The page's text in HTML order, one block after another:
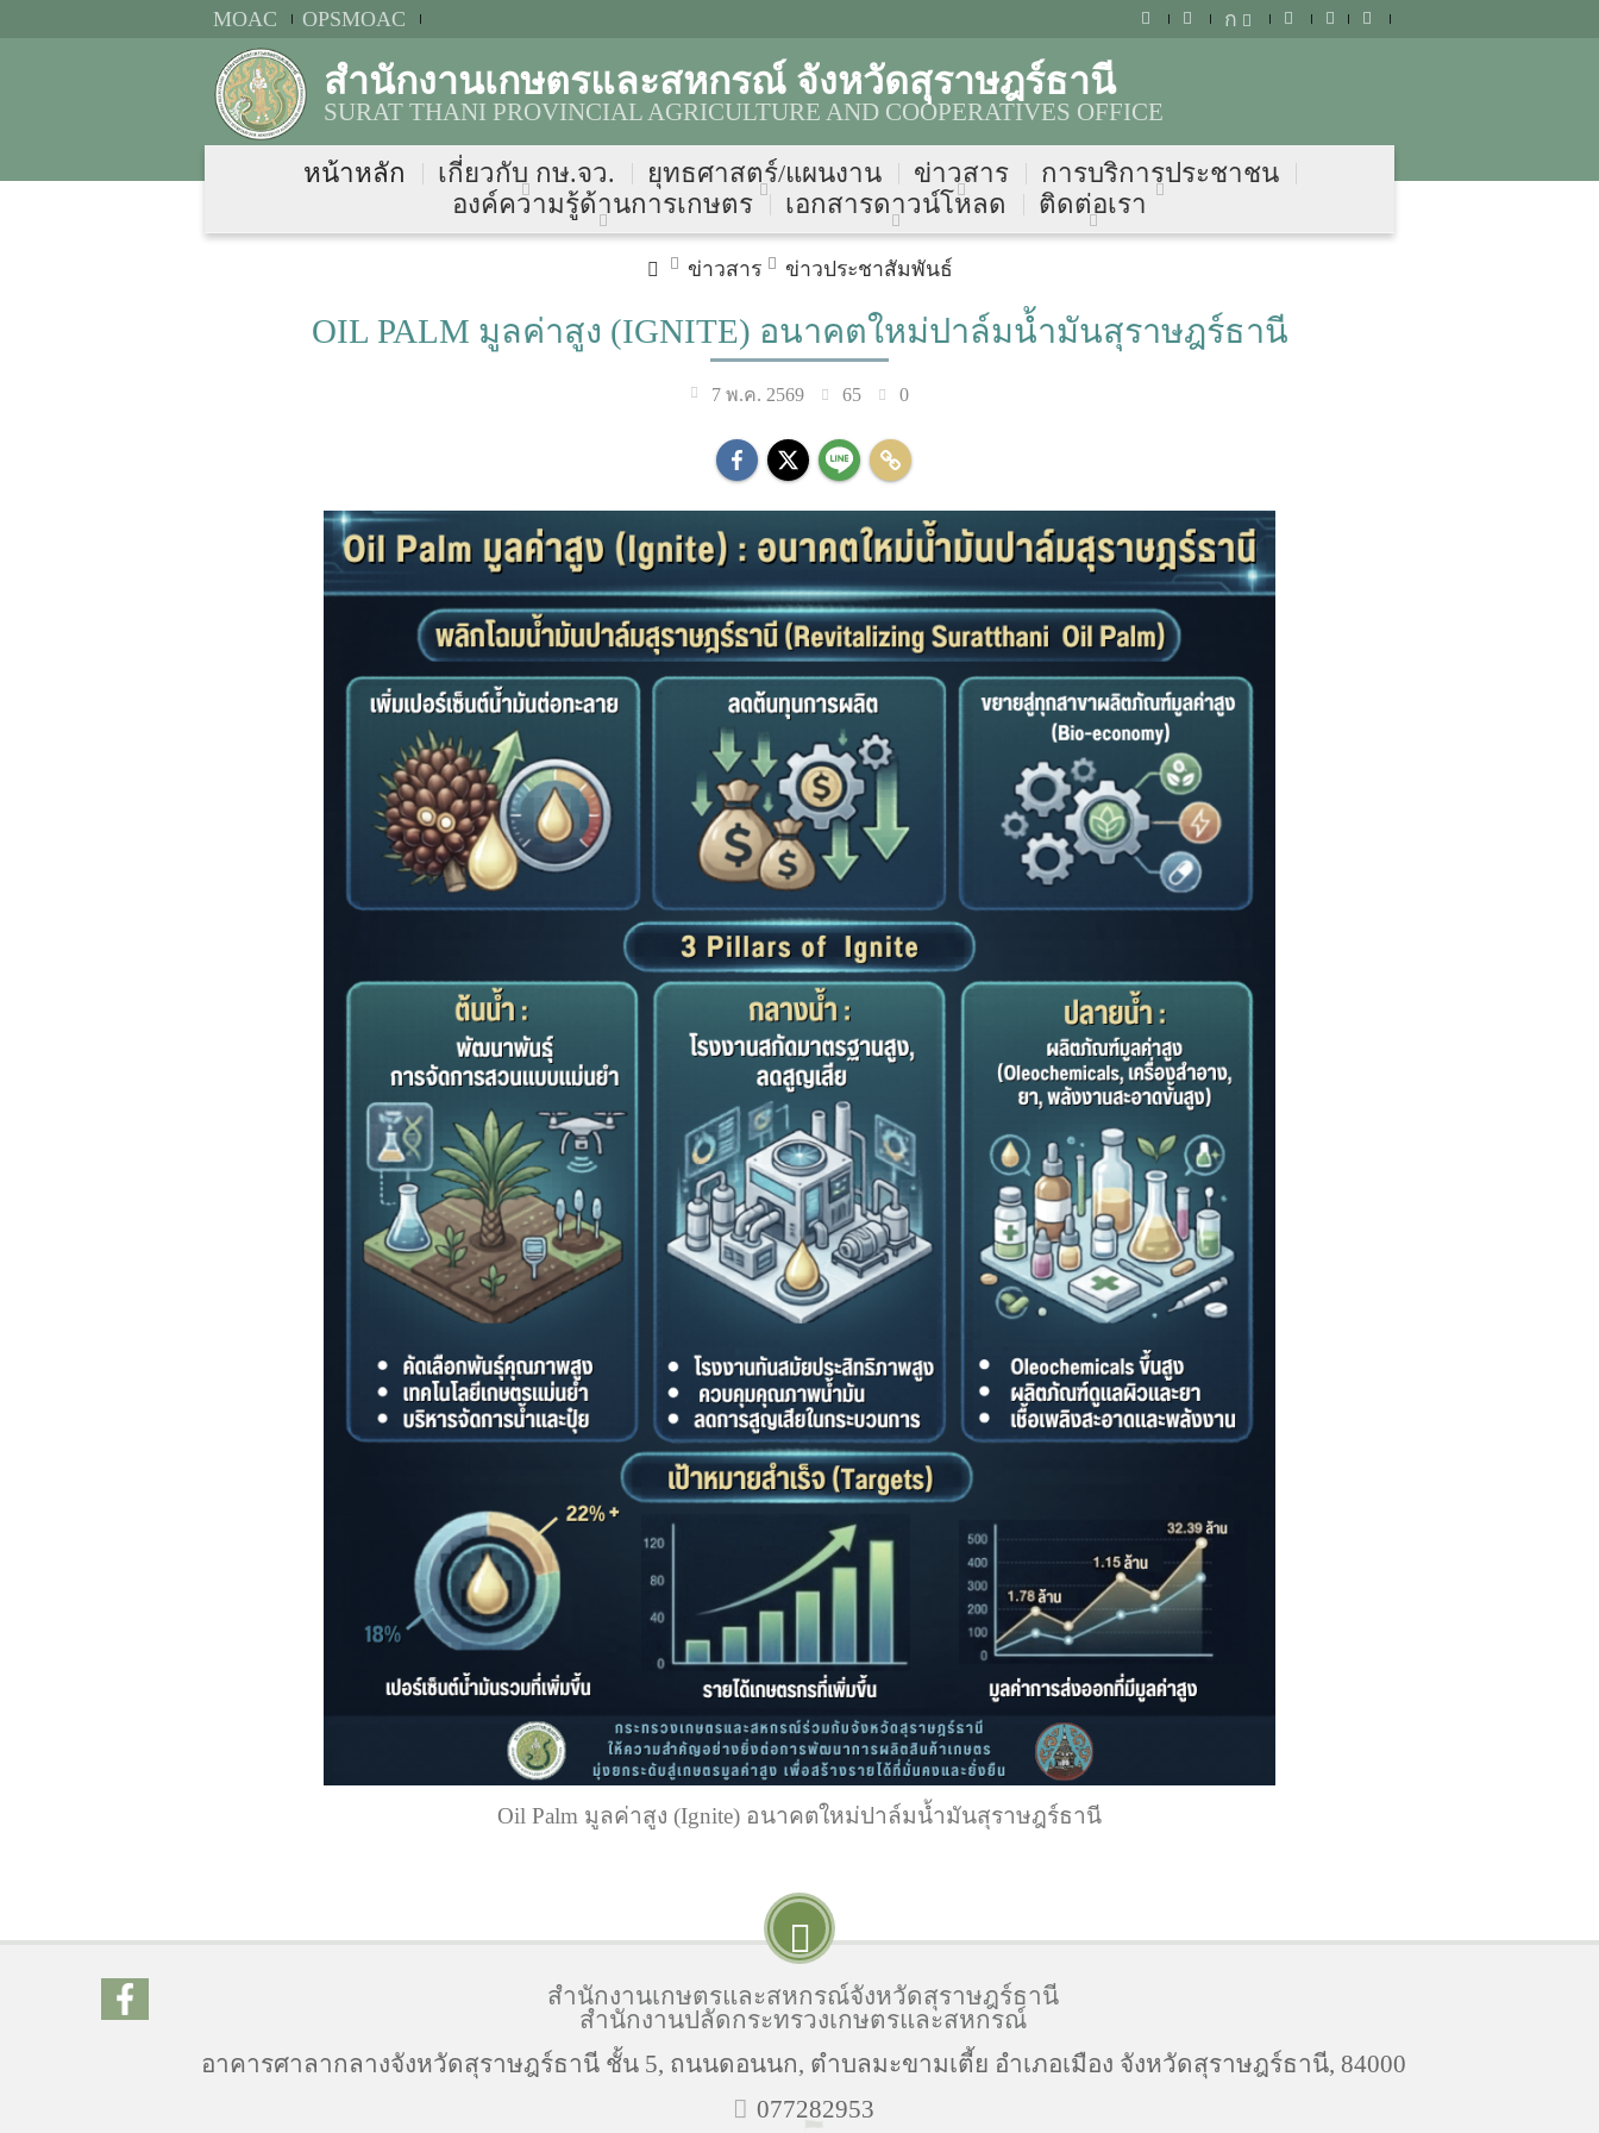
MOAC OPSMOAC ก
สำนักงานเกษตรและสหกรณ์ จังหวัดสุราษฎร์ธานี
SURAT THANI PROVINCIAL AGRICULTURE AND COOPERATIVES OFFICE
หน้าหลัก เกี่ยวกับ กษ.จว. ยุทธศาสตร์/แผนงาน ข่าวสาร
การบริการประชาชน
องค์ความรู้ด้านการเกษตร
เอกสารดาวน์โหลด ติดต่อเรา
ข่าวสาร ข่าวประชาสัมพันธ์
OIL PALM มูลค่าสูง (IGNITE) อนาคตใหม่ปาล์มน้ำมันสุราษฎร์ธานี
7 พ.ค. 2569 65 0
Oil Palm มูลค่าสูง (Ignite) อนาคตใหม่ปาล์มน้ำมันสุราษฎร์ธานี
สำนักงานเกษตรและสหกรณ์จังหวัดสุราษฎร์ธานี
สำนักงานปลัดกระทรวงเกษตรและสหกรณ์
อาคารศาลากลางจังหวัดสุราษฎร์ธานี ชั้น 5, ถนนดอนนก, ตำบลมะขามเตี้ย อำเภอเมือง จังหวัดสุราษฎร์ธานี, 84000
077282953